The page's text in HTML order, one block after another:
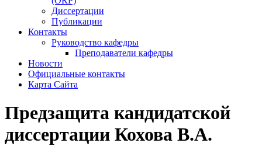
Диссертации
Публикации
Контакты
Руководство кафедры
Преподаватели кафедры
Новости
Официальные контакты
Карта Сайта
Предзащита кандидатской
диссертации Кохова В.А.